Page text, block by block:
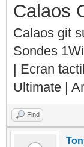
Calaos
Calaos git
Sondes
| Ecran
Ultimate |
Find